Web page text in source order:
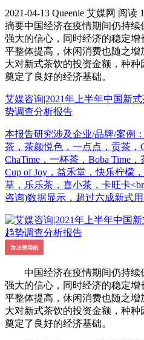
2021-04-13 Queenie 艾媒网 阅读
摘要中国经济在疫情期间仍持
强大的信心，同时经济的稳定
平整体提高，休闲消费也随之
大对新式茶饮的投资金额，种
奠定了良好的经济基础。
艾媒咨询|2021年上半年中国新
势调查分析报告
本报告研究涉及企业/品牌/案例
茶，茶颜悦色，一点点，贡茶，
ChaTime，一杯茶，Boba Time，
Cup of Joy，益禾堂，快乐柠檬
草，乐乐茶，喜小茶，卡旺卡
咨询)数据显示，超过六成新式
中国经济在疫情期间仍持续
强大的信心，同时经济的稳定
平整体提高，休闲消费也随之
大对新式茶饮的投资金额，种
奠定了良好的经济基础。